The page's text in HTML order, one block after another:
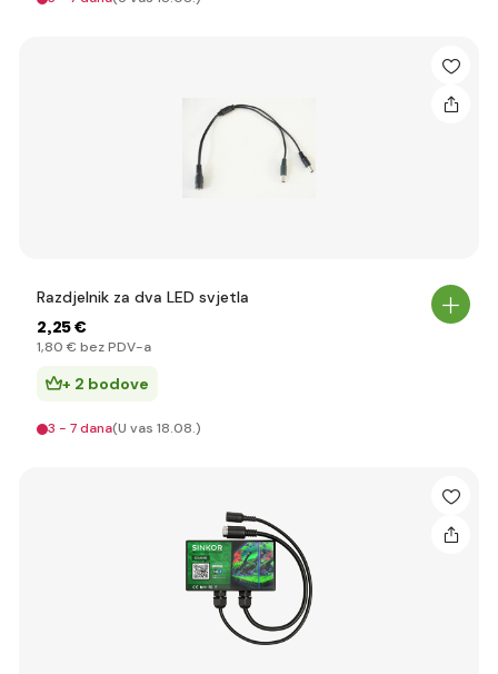
Razdjelnik za dva LED svjetla
2,25 €
1,80 € bez PDV-a
+ 2 bodove
3 - 7 dana(U vas 18.08.)